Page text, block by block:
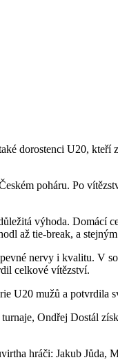
dorostenci U20,
poháru. Po
výhoda.
až tie-break, a
nervy i kvalitu. V
celkové vítězství.
U20 mužů a potvrdila
Ondřej Dostál
hráči: Jakub Jůda,